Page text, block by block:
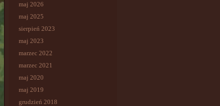
maj 2026
maj 2025
sierpień 2023
maj 2023
marzec 2022
marzec 2021
maj 2020
maj 2019
grudzień 2018